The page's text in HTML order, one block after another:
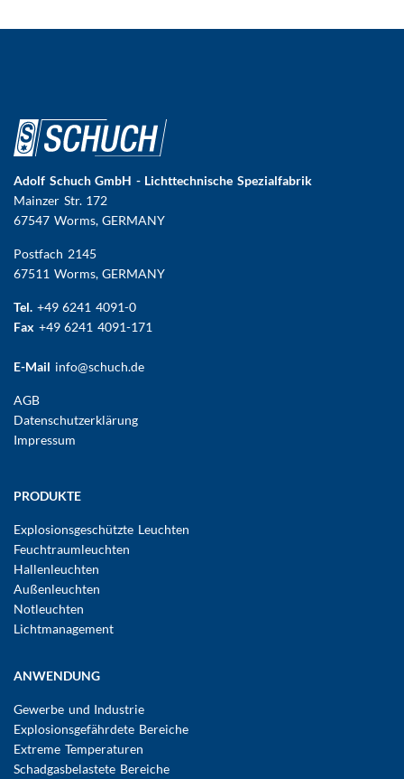
Adolf Schuch GmbH - Lichttechnische Spezialfabrik
Mainzer Str. 172
67547 Worms, GERMANY
Postfach 2145
67511 Worms, GERMANY
Tel. +49 6241 4091-0
Fax +49 6241 4091-171
E-Mail info@schuch.de
FUSSBEREICHSMENÜ
AGB
Datenschutzerklärung
Impressum
Hauptnavigation
PRODUKTE
Explosionsgeschützte Leuchten
Feuchtraumleuchten
Hallenleuchten
Außenleuchten
Notleuchten
Lichtmanagement
ANWENDUNG
Gewerbe und Industrie
Explosionsgefährdete Bereiche
Extreme Temperaturen
Schadgasbelastete Bereiche